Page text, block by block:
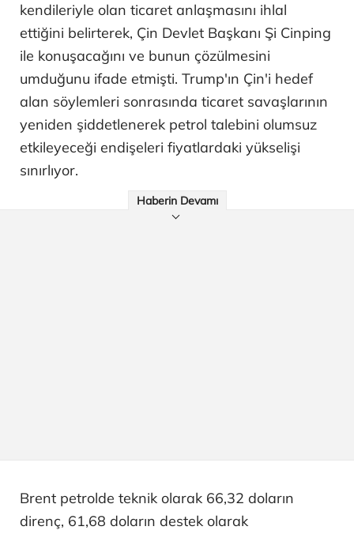
kendileriyle olan ticaret anlaşmasını ihlal
ettiğini belirterek, Çin Devlet Başkanı Şi Cinping
ile konuşacağını ve bunun çözülmesini
umduğunu ifade etmişti. Trump'ın Çin'i hedef
alan söylemleri sonrasında ticaret savaşlarının
yeniden şiddetlenerek petrol talebini olumsuz
etkileyeceği endişeleri fiyatlardaki yükselişi
sınırlıyor.
Haberin Devamı
Brent petrolde teknik olarak 66,32 doların
direnç, 61,68 doların destek olarak